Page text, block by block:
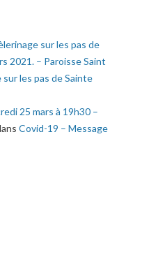
sur les pas de
2021. – Paroisse Saint
sur les pas de Sainte
25 mars à 19h30 –
Covid-19 – Message